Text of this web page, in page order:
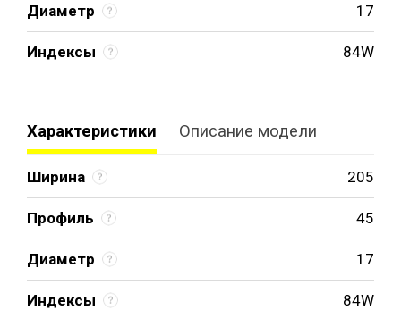
Диаметр 17
Индексы 84W
Характеристики Описание модели
Ширина 205
Профиль 45
Диаметр 17
Индексы 84W